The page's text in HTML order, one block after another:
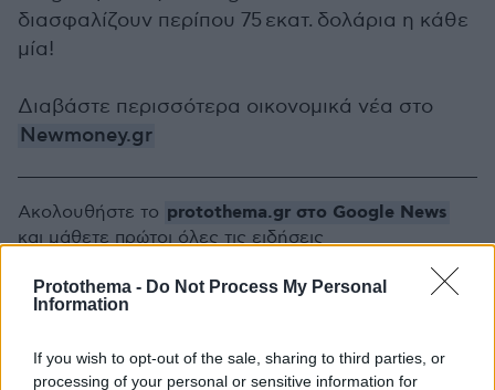
Protothema - Do Not Process My Personal
Information
If you wish to opt-out of the sale, sharing to third parties, or
processing of your personal or sensitive information for
διασφαλίζουν περίπου 75 εκατ. δολάρια η κάθε
μία!
Διαβάστε περισσότερα οικονομικά νέα στο
Newmoney.gr
Ακολουθήστε το protothema.gr στο Google News
και μάθετε πρώτοι όλες τις ειδήσεις
Δείτε όλες τις τελευταίεςΕιδήσειςαπό την Ελλάδα
και τον Κόσμο, τη στιγμή που συμβαίνουν, στο